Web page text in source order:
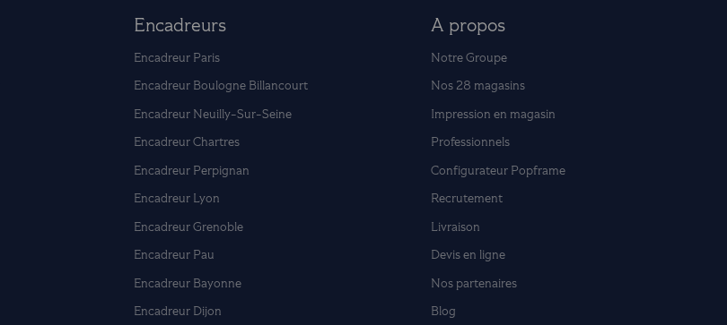
Encadreurs
Encadreur Paris
Encadreur Boulogne Billancourt
Encadreur Neuilly-Sur-Seine
Encadreur Chartres
Encadreur Perpignan
Encadreur Lyon
Encadreur Grenoble
Encadreur Pau
Encadreur Bayonne
Encadreur Dijon
A propos
Notre Groupe
Nos 28 magasins
Impression en magasin
Professionnels
Configurateur Popframe
Recrutement
Livraison
Devis en ligne
Nos partenaires
Blog